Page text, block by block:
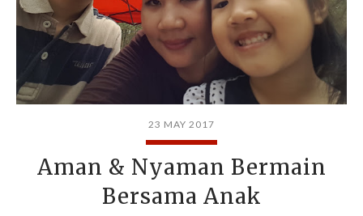
23 MAY 2017
Aman & Nyaman Bermain
Bersama Anak